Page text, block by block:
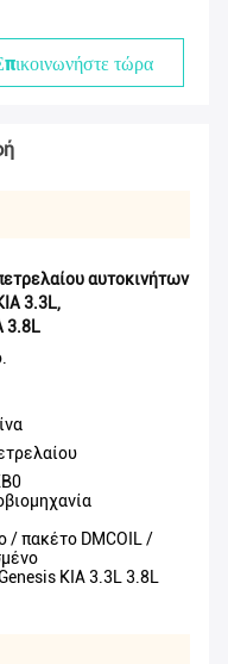
τώρα
αυτοκινήτων
3.3L,
3.8L
/ πακέτο DMCOIL /
KIA 3.3L 3.8L